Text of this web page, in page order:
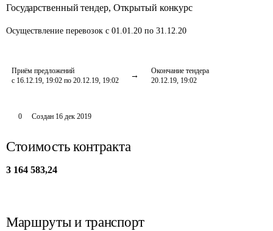
Государственный тендер, Открытый конкурс
Осуществление перевозок с 01.01.20 по 31.12.20
Приём предложений
с 16.12.19, 19:02 по 20.12.19, 19:02
Окончание тендера
20.12.19, 19:02
0 Создан 16 дек 2019
Стоимость контракта
3 164 583,24
Маршруты и транспорт